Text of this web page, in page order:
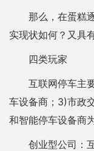
那么，在蛋糕
实现状如何？又具
四类玩家
互联网停车主
车设备商；3)市政
和智能停车设备商
创业型公司：